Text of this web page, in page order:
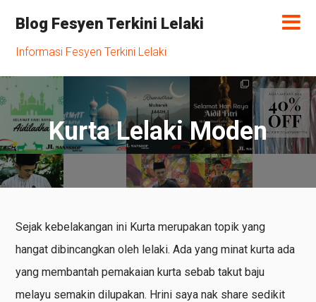
Blog Fesyen Terkini Lelaki
Informasi Fesyen Terkini Lelaki
Kurta Lelaki Moden
Sejak kebelakangan ini Kurta merupakan topik yang
hangat dibincangkan oleh lelaki. Ada yang minat kurta ada
yang membantah pemakaian kurta sebab takut baju
melayu semakin dilupakan. Hrini saya nak share sedikit